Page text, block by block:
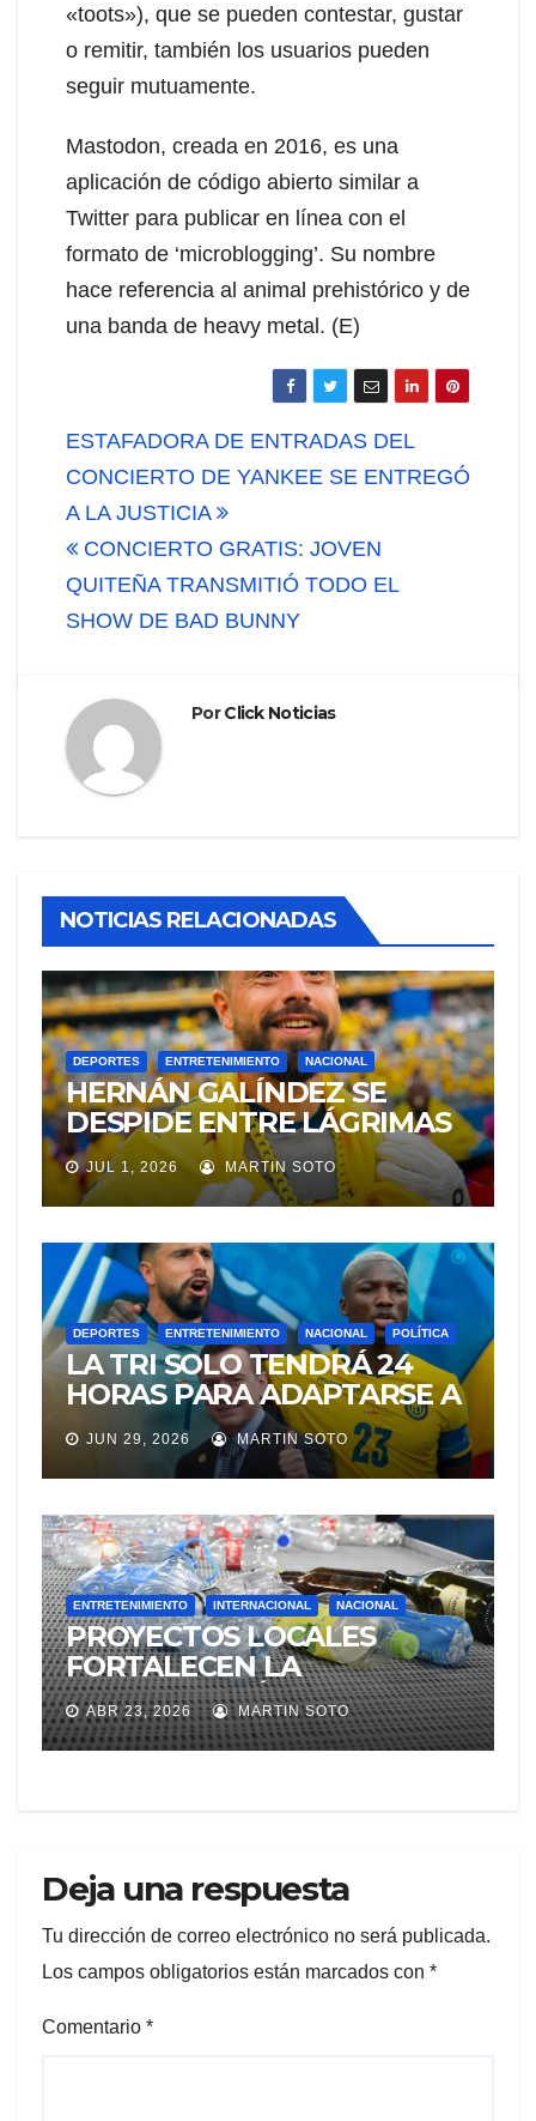
«toots»), que se pueden contestar, gustar
o remitir, también los usuarios pueden
seguir mutuamente.
Mastodon, creada en 2016, es una
aplicación de código abierto similar a
Twitter para publicar en línea con el
formato de ‘microblogging’. Su nombre
hace referencia al animal prehistórico y de
una banda de heavy metal. (E)
Navegación
de
entradas
ESTAFADORA DE ENTRADAS DEL
CONCIERTO DE YANKEE SE ENTREGÓ
A LA JUSTICIA
CONCIERTO GRATIS: JOVEN
QUITEÑA TRANSMITIÓ TODO EL
SHOW DE BAD BUNNY
PorClick Noticias
NOTICIAS RELACIONADAS
DEPORTES ENTRETENIMIENTO NACIONAL
HERNÁN GALÍNDEZ SE
DESPIDE ENTRE LÁGRIMAS
DE LA TRI: «NO ESPERABA
ESTE FINAL»
JUL 1, 2026 MARTIN SOTO
DEPORTES ENTRETENIMIENTO NACIONAL POLÍTICA
LA TRI SOLO TENDRÁ 24
HORAS PARA ADAPTARSE A
LA ALTURA DE CIUDAD DE
MÉXICO ANTES DEL
PARTIDO
JUN 29, 2026 MARTIN SOTO
ENTRETENIMIENTO INTERNACIONAL NACIONAL
PROYECTOS LOCALES
FORTALECEN LA
RECUPERACIÓN DE
MATERIALES Y LA
EDUCACIÓN AMBIENTAL
ABR 23, 2026 MARTIN SOTO
Deja una respuesta
Tu dirección de correo electrónico no será publicada.
Los campos obligatorios están marcados con *
Comentario *